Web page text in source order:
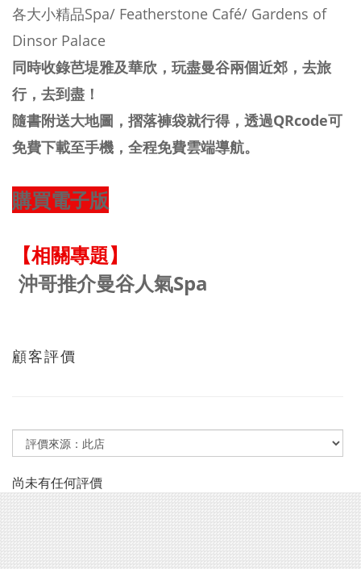
各大小精品Spa/ Featherstone Café/ Gardens of
Dinsor Palace
同時收錄芭堤雅及華欣，玩盡曼谷兩個近郊，去旅
行，去到盡！
隨書附送大地圖，摺落褲袋就行得，透過QRcode可
免費下載至手機，全程免費雲端導航。
購買電子版
【相關專題】
沖哥推介曼谷人氣Spa
顧客評價
尚未有任何評價